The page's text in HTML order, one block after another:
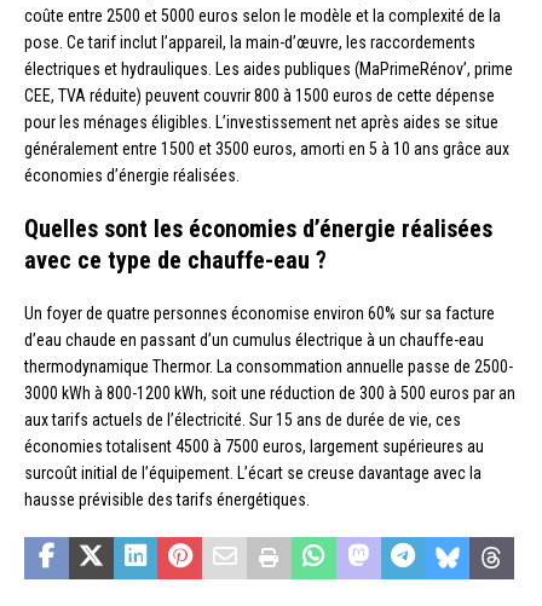
coûte entre 2500 et 5000 euros selon le modèle et la complexité de la
pose. Ce tarif inclut l’appareil, la main-d’œuvre, les raccordements
électriques et hydrauliques. Les aides publiques (MaPrimeRénov’, prime
CEE, TVA réduite) peuvent couvrir 800 à 1500 euros de cette dépense
pour les ménages éligibles. L’investissement net après aides se situe
généralement entre 1500 et 3500 euros, amorti en 5 à 10 ans grâce aux
économies d’énergie réalisées.
Quelles sont les économies d’énergie réalisées
avec ce type de chauffe-eau ?
Un foyer de quatre personnes économise environ 60% sur sa facture
d’eau chaude en passant d’un cumulus électrique à un chauffe-eau
thermodynamique Thermor. La consommation annuelle passe de 2500-
3000 kWh à 800-1200 kWh, soit une réduction de 300 à 500 euros par an
aux tarifs actuels de l’électricité. Sur 15 ans de durée de vie, ces
économies totalisent 4500 à 7500 euros, largement supérieures au
surcoût initial de l’équipement. L’écart se creuse davantage avec la
hausse prévisible des tarifs énergétiques.